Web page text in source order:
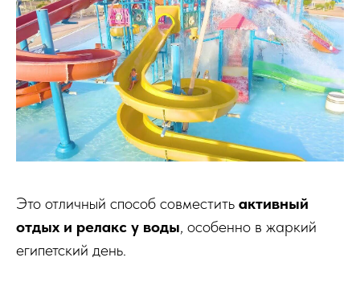
Это отличный способ совместить активный
отдых и релакс у воды, особенно в жаркий
египетский день.